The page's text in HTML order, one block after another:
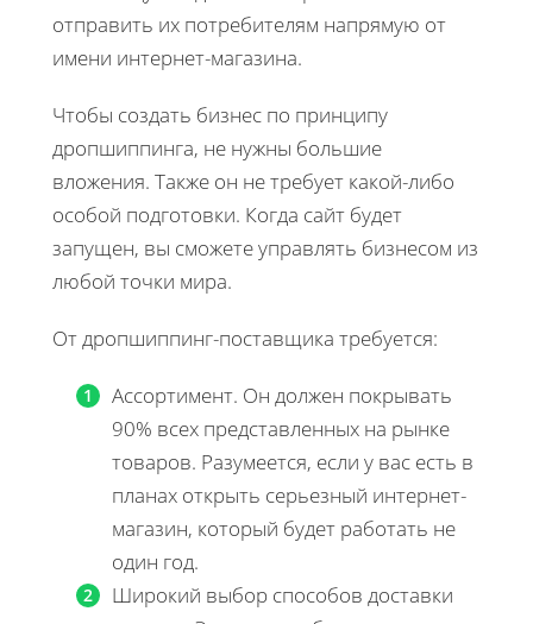
отправить их потребителям напрямую от
имени интернет-магазина.
Чтобы создать бизнес по принципу
дропшиппинга, не нужны большие
вложения. Также он не требует какой-либо
особой подготовки. Когда сайт будет
запущен, вы сможете управлять бизнесом из
любой точки мира.
От дропшиппинг-поставщика требуется:
Ассортимент. Он должен покрывать
90% всех представленных на рынке
товаров. Разумеется, если у вас есть в
планах открыть серьезный интернет-
магазин, который будет работать не
один год.
Широкий выбор способов доставки